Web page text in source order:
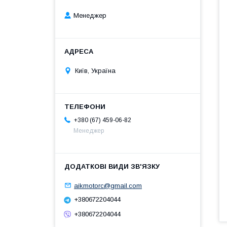
Менеджер
Київ, Україна
+380 (67) 459-06-82
Менеджер
aikmotorc@gmail.com
+380672204044
+380672204044